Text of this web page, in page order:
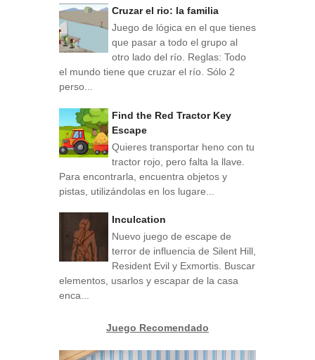
Cruzar el rio: la familia
Juego de lógica en el que tienes
que pasar a todo el grupo al
otro lado del río. Reglas: Todo
el mundo tiene que cruzar el río. Sólo 2
perso...
Find the Red Tractor Key
Escape
Quieres transportar heno con tu
tractor rojo, pero falta la llave.
Para encontrarla, encuentra objetos y
pistas, utilizándolas en los lugare...
Inculcation
Nuevo juego de escape de
terror de influencia de Silent Hill,
Resident Evil y Exmortis. Buscar
elementos, usarlos y escapar de la casa
enca...
Juego Recomendado